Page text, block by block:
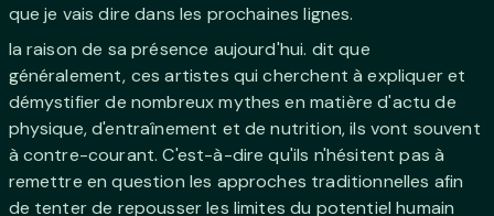
que je vais dire dans les prochaines lignes.
la raison de sa présence aujourd'hui. dit que
généralement, ces artistes qui cherchent à expliquer et
démystifier de nombreux mythes en matière d'actu de
physique, d'entraînement et de nutrition, ils vont souvent
à contre-courant. C'est-à-dire qu'ils n'hésitent pas à
remettre en question les approches traditionnelles afin
de tenter de repousser les limites du potentiel humain